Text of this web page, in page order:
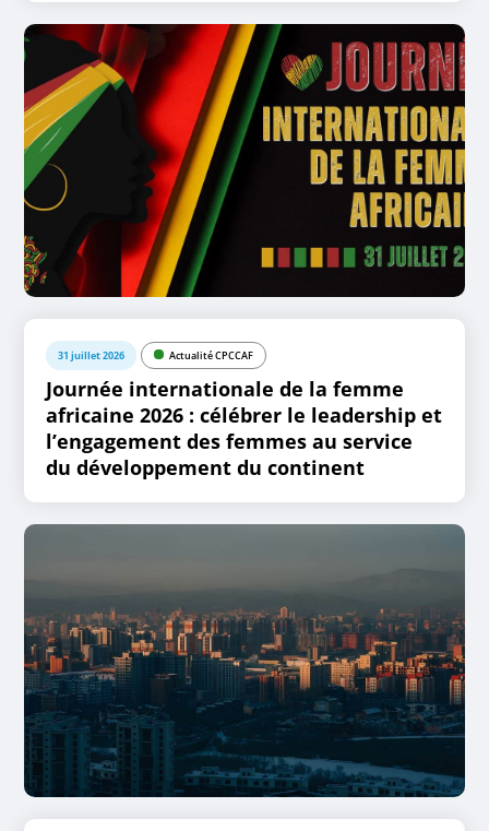
31 juillet 2026 Actualité CPCCAF
Journée internationale de la femme
africaine 2026 : célébrer le leadership et
l’engagement des femmes au service
du développement du continent